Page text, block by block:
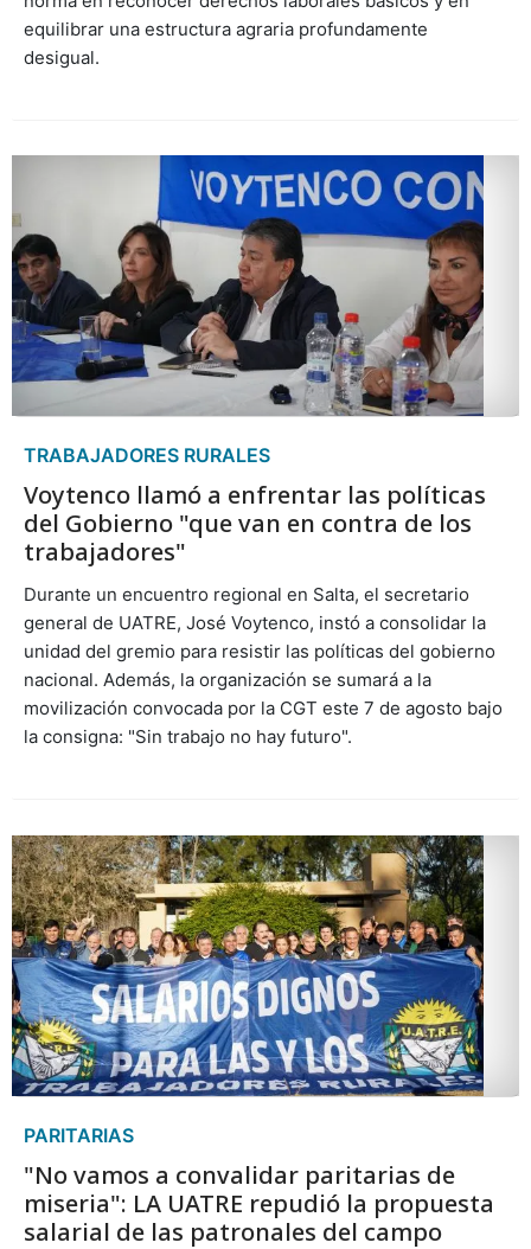
equilibrar una estructura agraria profundamente
desigual.
TRABAJADORES RURALES
Voytenco llamó a enfrentar las políticas
del Gobierno "que van en contra de los
trabajadores"
Durante un encuentro regional en Salta, el secretario
general de UATRE, José Voytenco, instó a consolidar la
unidad del gremio para resistir las políticas del gobierno
nacional. Además, la organización se sumará a la
movilización convocada por la CGT este 7 de agosto bajo
la consigna: "Sin trabajo no hay futuro".
PARITARIAS
"No vamos a convalidar paritarias de
miseria": LA UATRE repudió la propuesta
salarial de las patronales del campo